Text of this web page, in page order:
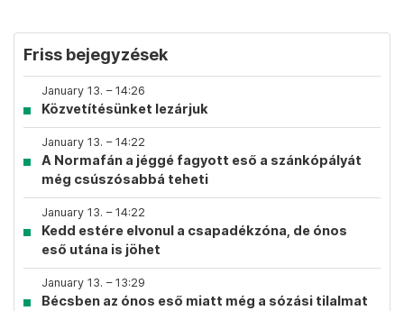
Friss bejegyzések
January 13. – 14:26
Közvetítésünket lezárjuk
January 13. – 14:22
A Normafán a jéggé fagyott eső a szánkópályát
még csúszósabbá teheti
January 13. – 14:22
Kedd estére elvonul a csapadékzóna, de ónos
eső utána is jöhet
January 13. – 13:29
Bécsben az ónos eső miatt még a sózási tilalmat